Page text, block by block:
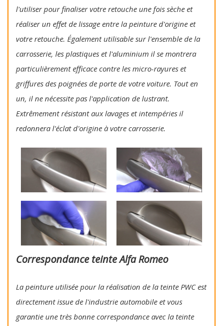
l'utiliser pour finaliser votre retouche une fois sèche et
réaliser un effet de lissage entre la peinture d'origine et
votre retouche. Également utilisable sur l'ensemble de la
carrosserie, les plastiques et l'aluminium il se montrera
particulièrement efficace contre les micro-rayures et
griffures des poignées de porte de votre voiture. Tout en
un, il ne nécessite pas l'application de lustrant.
Extrêmement résistant aux lavages et intempéries il
redonnera l'éclat d'origine à votre carrosserie.
Correspondance teinte Alfa Romeo
La peinture utilisée pour la réalisation de la teinte PWC est
directement issue de l'industrie automobile et vous
garantie une très bonne correspondance avec la teinte